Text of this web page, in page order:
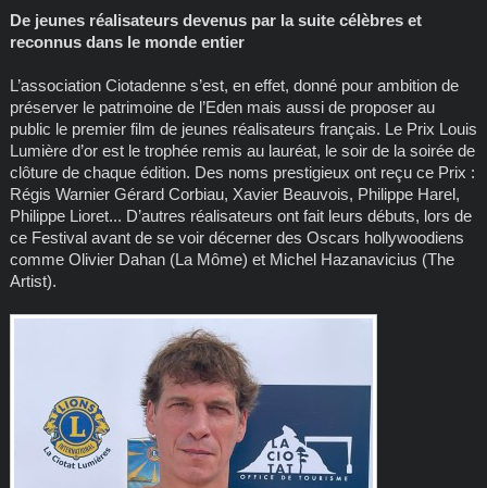
De jeunes réalisateurs devenus par la suite célèbres et
reconnus dans le monde entier
L’association Ciotadenne s’est, en effet, donné pour ambition de
préserver le patrimoine de l’Eden mais aussi de proposer au
public le premier film de jeunes réalisateurs français. Le Prix Louis
Lumière d’or est le trophée remis au lauréat, le soir de la soirée de
clôture de chaque édition. Des noms prestigieux ont reçu ce Prix :
Régis Warnier Gérard Corbiau, Xavier Beauvois, Philippe Harel,
Philippe Lioret... D’autres réalisateurs ont fait leurs débuts, lors de
ce Festival avant de se voir décerner des Oscars hollywoodiens
comme Olivier Dahan (La Môme) et Michel Hazanavicius (The
Artist).